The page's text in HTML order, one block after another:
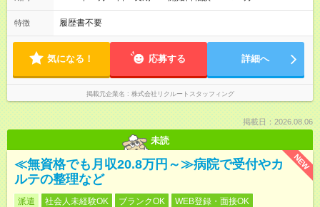
特徴 履歴書不要
気になる！ 応募する 詳細へ
掲載元企業名 株式会社リクルートスタッフィング
掲載日：2026.08.06
未読
NEW
≪無資格でも月収20.8万円～≫病院で受付やカ
ルテの整理など
派遣 社会人未経験OK ブランクOK WEB登録・面接OK